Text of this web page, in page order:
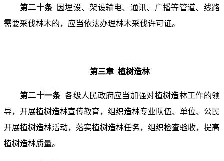
第二十条
因埋设、架设输电、通讯、广播等管道、线路
需要采伐林木的，应当依法办理林木采伐许可证。
第三章 植树造林
第二十一条各级人民政府应当加强对植树造林工作的领
导，开展植树造林宣传教育，组织造林专业队伍、单位、公民
开展植树造林活动，落实植树造林任务，组织检查验收，提高
植树造林质量。